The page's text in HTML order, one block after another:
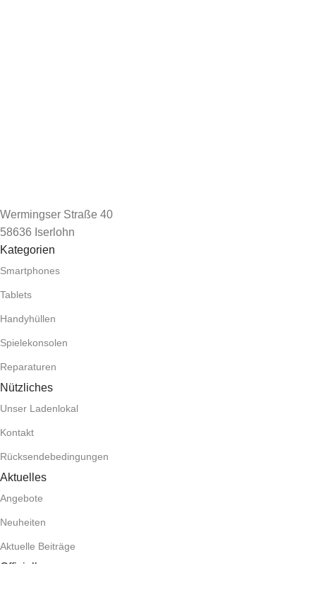
Wermingser Straße 40
58636 Iserlohn
Kategorien
Smartphones
Tablets
Handyhüllen
Spielekonsolen
Reparaturen
Nützliches
Unser Ladenlokal
Kontakt
Rücksendebedingungen
Aktuelles
Angebote
Neuheiten
Aktuelle Beiträge
Offizielles